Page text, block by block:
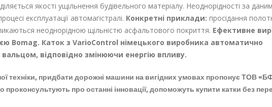
якості ущільнення будівельного матеріалу. Неоднорідності за даним
експлуатації автомагістралі. Конкретні приклади: просідання
неоднорідною щільністю асфальтового покриття. Ефективне
Bomag. Каток з VarioControl німецького виробника автоматично
відповідно змінюючи енергію впливу.
техніки, придбати дорожні машини на вигідних умовах пропонує ТОВ
проконсультують про останні інновації, допоможуть купити катки без